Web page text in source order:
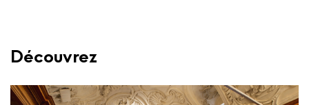
Découvrez